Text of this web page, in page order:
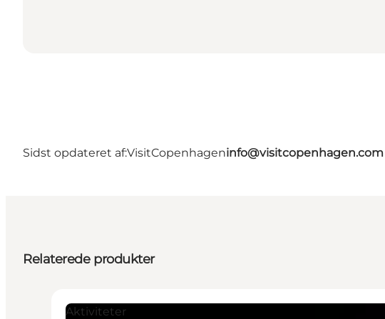
Sidst opdateret af:VisitCopenhageninfo@visitcopenhagen.com
Relaterede produkter
Aktiviteter